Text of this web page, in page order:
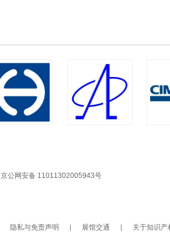
京公网安备 11011302005943号
隐私与免责声明 展馆交通 关于知识